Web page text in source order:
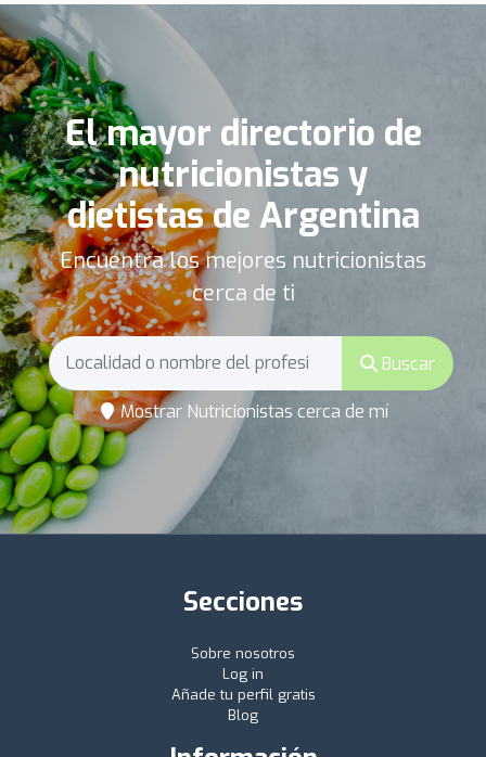
El mayor directorio de
nutricionistas y
dietistas de Argentina
Encuentra los mejores nutricionistas
cerca de ti
Buscar
Mostrar Nutricionistas cerca de mí
Secciones
Sobre nosotros
Log in
Añade tu perfil gratis
Blog